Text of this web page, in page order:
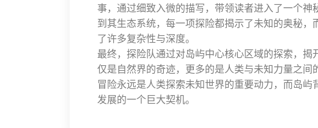
事，通过细致入微的描写，带领读者进入了一个
到其生态系统，每一项探险都揭示了未知的奥秘
了许多复杂性与深度。
最终，探险队通过对岛屿中心核心区域的探索，
仅是自然界的奇迹，更多的是人类与未知力量之
冒险永远是人类探索未知世界的重要动力，而岛
发展的一个巨大契机。